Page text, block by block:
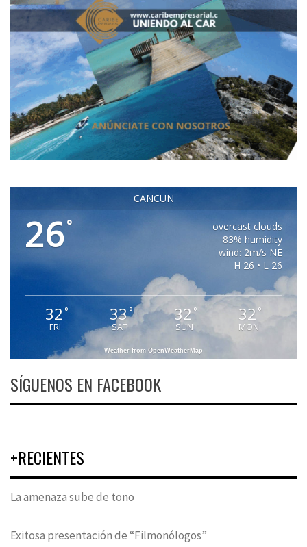
CANCUN
26°
overcast clouds
83% humidity
wind: 2m/s NE
H 26 • L 26
32°
FRI
33°
SAT
32 °
SUN
32 °
MON
Weather from OpenWeatherMap
SÍGUENOS EN FACEBOOK
+RECIENTES
La amenaza sube de tono
Exitosa presentación de “Filmonólogos”